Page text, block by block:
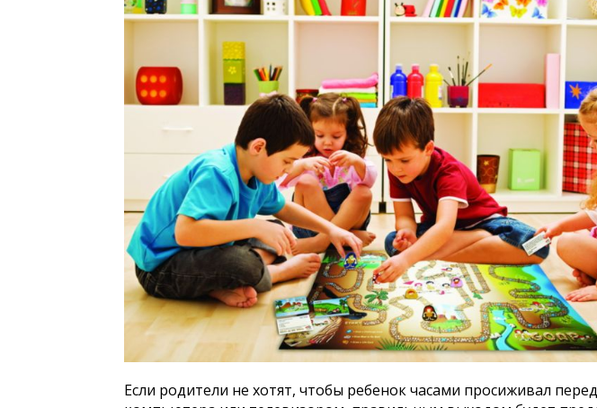
Если родители не хотят, чтобы ребенок часами просиживал